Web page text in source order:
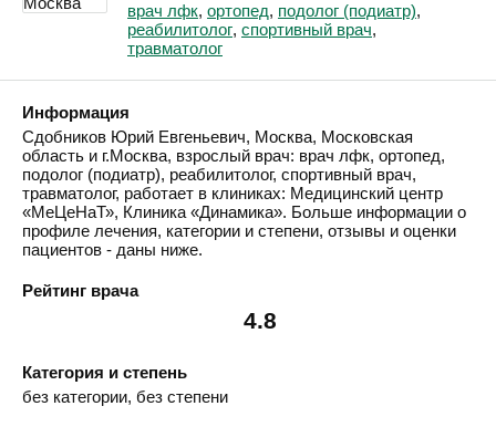
врач лфк, ортопед, подолог (подиатр),
реабилитолог, спортивный врач,
травматолог
Информация
Сдобников Юрий Евгеньевич, Москва, Московская
область и г.Москва, взрослый врач: врач лфк, ортопед,
подолог (подиатр), реабилитолог, спортивный врач,
травматолог, работает в клиниках: Медицинский центр
«МеЦеНаТ», Клиника «Динамика». Больше информации о
профиле лечения, категории и степени, отзывы и оценки
пациентов - даны ниже.
Рейтинг врача
4.8
Категория и степень
без категории, без степени